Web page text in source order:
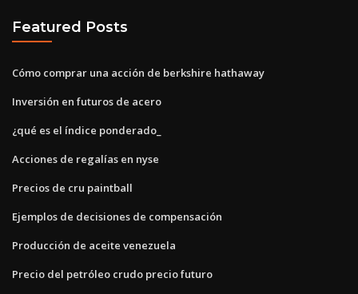
Featured Posts
Cómo comprar una acción de berkshire hathaway
Inversión en futuros de acero
¿qué es el índice ponderado_
Acciones de regalías en nyse
Precios de cru paintball
Ejemplos de decisiones de compensación
Producción de aceite venezuela
Precio del petróleo crudo precio futuro